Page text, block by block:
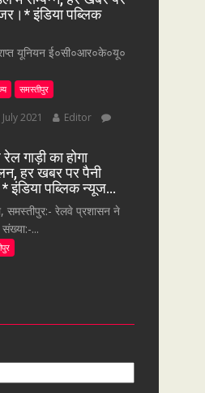
इंडिया पब्लिक
यूनियन ई०सी०आर०के०यू०
समस्तीपुर
2021
Editor
गाड़ी का होगा
हर खबर पर पैनी
इंडिया पब्लिक न्यूज…
समस्तीपुर:- रेलवे प्रशासन ने
संख्या:-...